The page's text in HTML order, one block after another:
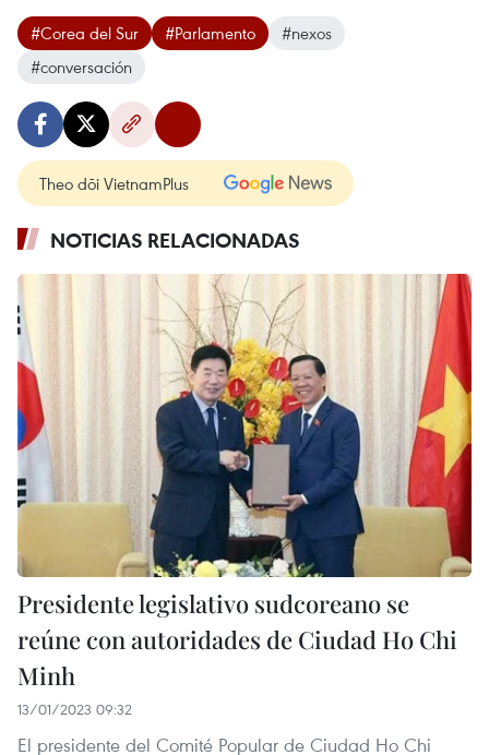
#Corea del Sur #Parlamento
#nexos
#conversación
Theo dõi VietnamPlus
NOTICIAS RELACIONADAS
Presidente legislativo sudcoreano se
reúne con autoridades de Ciudad Ho Chi
Minh
13/01/2023 09:32
El presidente del Comité Popular de Ciudad Ho Chi